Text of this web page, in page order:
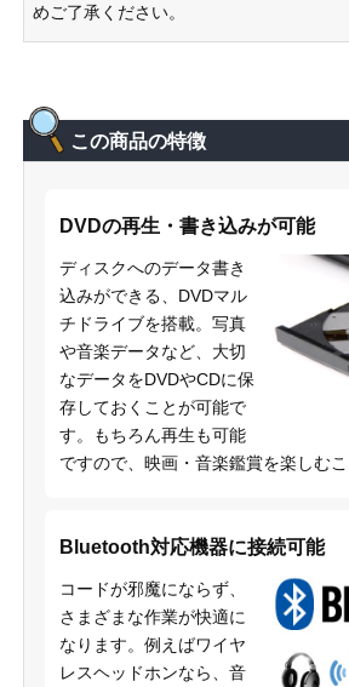
めご了承ください。
この商品の特徴
DVDの再生・書き込みが可能
ディスクへのデータ書き
込みができる、DVDマル
チドライブを搭載。写真
や音楽データなど、大切
なデータをDVDやCDに保
存しておくことが可能で
す。もちろん再生も可能
ですので、映画・音楽鑑賞を楽しむこ
Bluetooth対応機器に接続可能
コードが邪魔にならず、
さまざまな作業が快適に
なります。例えばワイヤ
レスヘッドホンなら、音